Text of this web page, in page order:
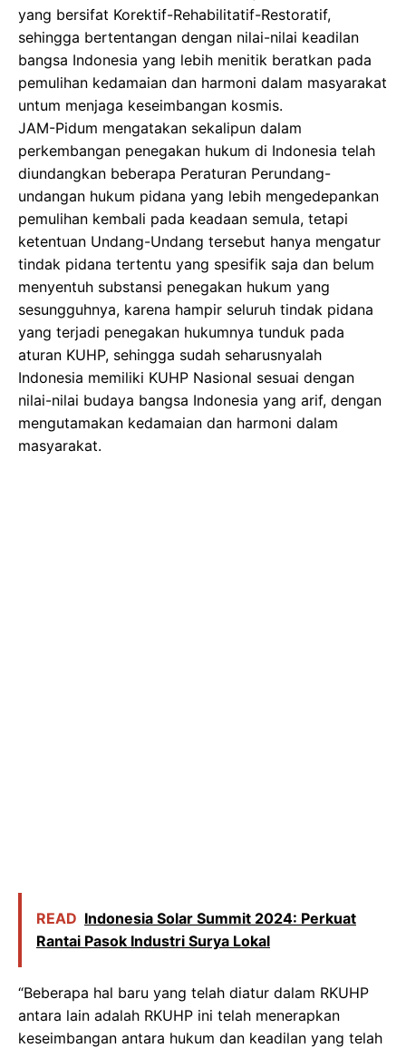
yang bersifat Korektif-Rehabilitatif-Restoratif,
sehingga bertentangan dengan nilai-nilai keadilan
bangsa Indonesia yang lebih menitik beratkan pada
pemulihan kedamaian dan harmoni dalam masyarakat
untum menjaga keseimbangan kosmis.
JAM-Pidum mengatakan sekalipun dalam
perkembangan penegakan hukum di Indonesia telah
diundangkan beberapa Peraturan Perundang-
undangan hukum pidana yang lebih mengedepankan
pemulihan kembali pada keadaan semula, tetapi
ketentuan Undang-Undang tersebut hanya mengatur
tindak pidana tertentu yang spesifik saja dan belum
menyentuh substansi penegakan hukum yang
sesungguhnya, karena hampir seluruh tindak pidana
yang terjadi penegakan hukumnya tunduk pada
aturan KUHP, sehingga sudah seharusnyalah
Indonesia memiliki KUHP Nasional sesuai dengan
nilai-nilai budaya bangsa Indonesia yang arif, dengan
mengutamakan kedamaian dan harmoni dalam
masyarakat.
READ Indonesia Solar Summit 2024: Perkuat
Rantai Pasok Industri Surya Lokal
“Beberapa hal baru yang telah diatur dalam RKUHP
antara lain adalah RKUHP ini telah menerapkan
keseimbangan antara hukum dan keadilan yang telah